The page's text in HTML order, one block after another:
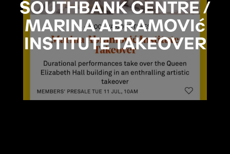
SOUTHBANK CENTRE /
MARINA ABRAMOVIć
INSTITUTE TAKEOVER